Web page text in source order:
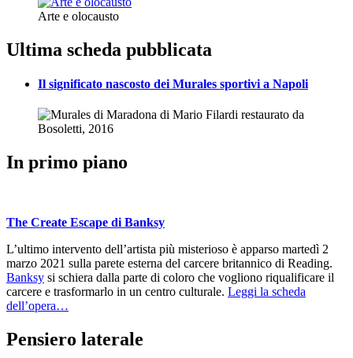
Arte e olocausto
Ultima scheda pubblicata
Il significato nascosto dei Murales sportivi a Napoli
In primo piano
The Create Escape di Banksy
L’ultimo intervento dell’artista più misterioso è apparso martedì 2
marzo 2021 sulla parete esterna del carcere britannico di Reading.
Banksy si schiera dalla parte di coloro che vogliono riqualificare il
carcere e trasformarlo in un centro culturale. Leggi la scheda
dell’opera…
Pensiero laterale